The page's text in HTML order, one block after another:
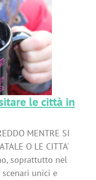
le città in
MENTRE SI
O LE CITTA'
soprattutto nel
unici e